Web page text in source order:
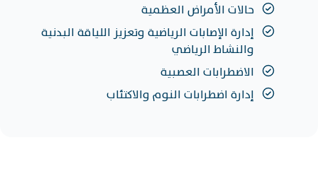
حالات الأمراض العظمية
إدارة الإصابات الرياضية وتعزيز اللياقة البدنية
والنشاط الرياضي
الاضطرابات العصبية
إدارة اضطرابات النوم والاكتئاب